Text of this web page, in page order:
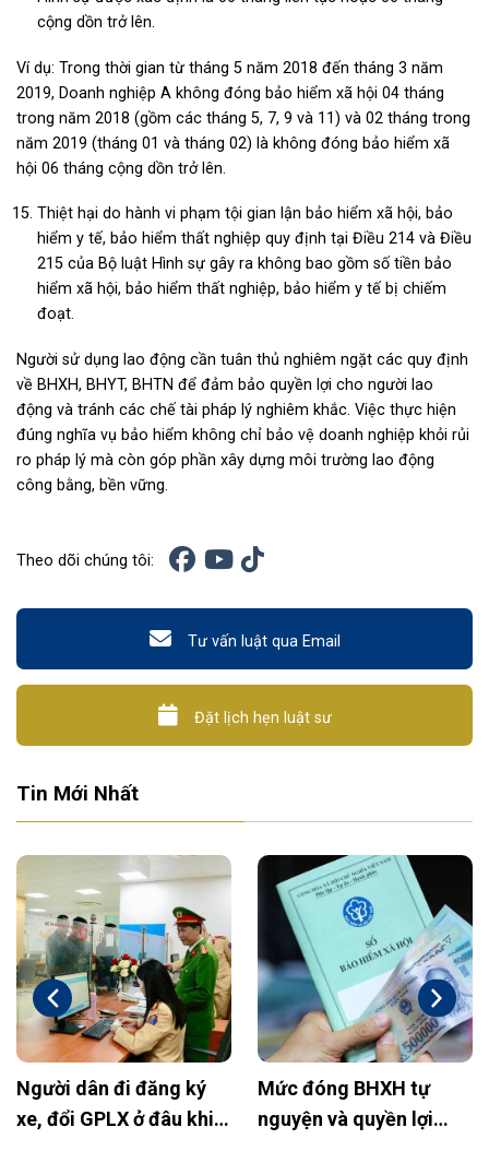
cộng dồn trở lên.
Ví dụ: Trong thời gian từ tháng 5 năm 2018 đến tháng 3 năm
2019, Doanh nghiệp A không đóng bảo hiểm xã hội 04 tháng
trong năm 2018 (gồm các tháng 5, 7, 9 và 11) và 02 tháng trong
năm 2019 (tháng 01 và tháng 02) là không đóng bảo hiểm xã
hội 06 tháng cộng dồn trở lên.
Thiệt hại do hành vi phạm tội gian lận bảo hiểm xã hội, bảo
hiểm y tế, bảo hiểm thất nghiệp quy định tại Điều 214 và Điều
215 của Bộ luật Hình sự gây ra không bao gồm số tiền bảo
hiểm xã hội, bảo hiểm thất nghiệp, bảo hiểm y tế bị chiếm
đoạt.
Người sử dụng lao động cần tuân thủ nghiêm ngặt các quy định
về BHXH, BHYT, BHTN để đảm bảo quyền lợi cho người lao
động và tránh các chế tài pháp lý nghiêm khắc. Việc thực hiện
đúng nghĩa vụ bảo hiểm không chỉ bảo vệ doanh nghiệp khỏi rủi
ro pháp lý mà còn góp phần xây dựng môi trường lao động
công bằng, bền vững.
Theo dõi chúng tôi:
Tư vấn luật qua Email
Đặt lịch hẹn luật sư
Tin Mới Nhất
Người dân đi đăng ký
xe, đổi GPLX ở đâu khi
Mức đóng BHXH tự
nguyện và quyền lợi